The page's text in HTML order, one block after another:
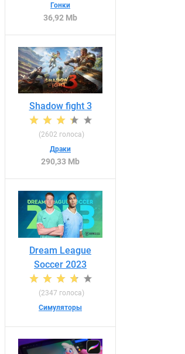
Гонки
36,92 Mb
Shadow fight 3
(2602 голоса)
Драки
290,33 Mb
Dream League
Soccer 2023
(2347 голоса)
Симуляторы